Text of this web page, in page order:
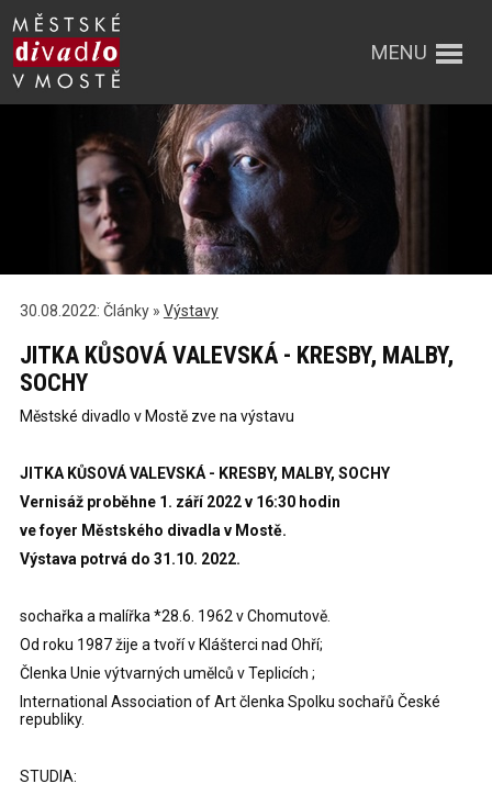
MENU
30.08.2022: Články » Výstavy
JITKA KŮSOVÁ VALEVSKÁ - KRESBY, MALBY,
SOCHY
Městské divadlo v Mostě zve na výstavu
JITKA KŮSOVÁ VALEVSKÁ - KRESBY, MALBY, SOCHY
Vernisáž proběhne 1. září 2022 v 16:30 hodin
ve foyer Městského divadla v Mostě.
Výstava potrvá do 31.10. 2022.
sochařka a malířka *28.6. 1962 v Chomutově.
Od roku 1987 žije a tvoří v Klášterci nad Ohří;
Členka Unie výtvarných umělců v Teplicích ;
International Association of Art členka Spolku sochařů České
republiky.
STUDIA: